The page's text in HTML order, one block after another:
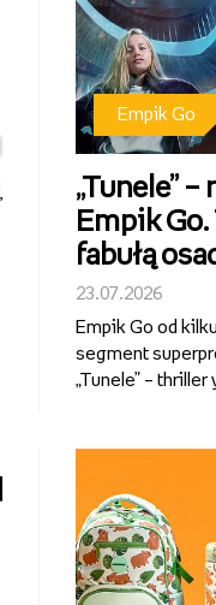
Empik Go
„Tunele”
Empik
fabułą
23.07.2026
Empik Go od
segment
„Tunele” –